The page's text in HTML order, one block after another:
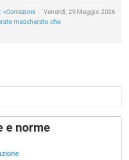
Venerdì, 29 Maggio 2026
«Correzioni
mascherato che
e norme